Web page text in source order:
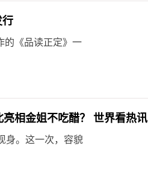
行
的《品读正定》一
相金姐不吃醋？ 世界看热讯
身。这一次，容貌